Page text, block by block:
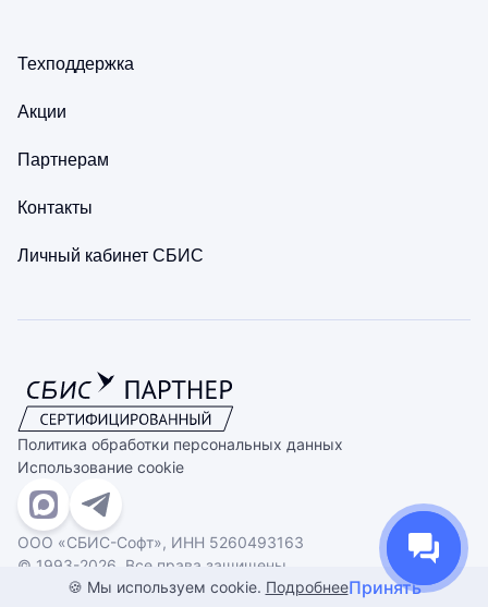
Техподдержка
Акции
Партнерам
Контакты
Личный кабинет СБИС
Политика обработки персональных данных
Использование cookie
ООО «СБИС-Софт», ИНН 5260493163
© 1993-2026. Все права защищены
🍪 Мы используем cookie. ПодробнееПринять
Сделано в